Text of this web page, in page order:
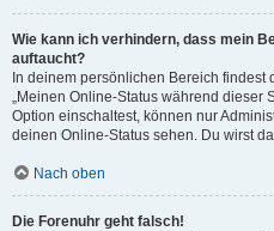
Wie kann ich verhindern, dass mein
auftaucht?
In deinem persönlichen Bereich
„Meinen Online-Status während dieser
Option einschaltest, können nur
deinen Online-Status sehen. Du wirst
Nach oben
Die Forenuhr geht falsch!